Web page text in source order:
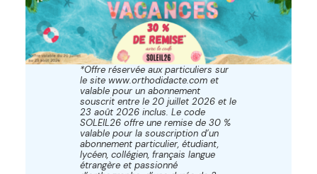
*Offre réservée aux particuliers sur
le site www.orthodidacte.com et
valable pour un abonnement
souscrit entre le 20 juillet 2026 et le
23 août 2026 inclus. Le code
SOLEIL26 offre une remise de 30 %
valable pour la souscription d’un
abonnement particulier, étudiant,
lycéen, collégien, français langue
étrangère et passionné